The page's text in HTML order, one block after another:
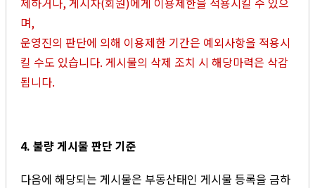
며,
운영진의 판단에 의해 이용제한 기간은 예외사항을 적용시
킬 수도 있습니다. 게시물의 삭제 조치 시 해당마력은 삭감
됩니다.
4. 불량 게시물 판단 기준
다음에 해당되는 게시물은 부동산태인 게시물 등록을 금하